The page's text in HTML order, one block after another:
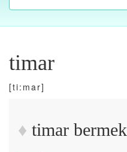
timar
[ti:mar]
timar bermek